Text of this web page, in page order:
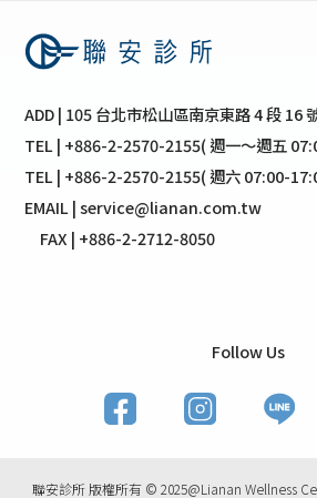
ADD | 105 台北市松山區南京東路 4 段 16
TEL | +886-2-2570-2155( 週一～週五
TEL | +886-2-2570-2155( 週六 07:00-
EMAIL | service@lianan.com.tw
FAX | +886-2-2712-8050
Follow Us
聯安診所 版權所有 © 2025@Lianan Wellness